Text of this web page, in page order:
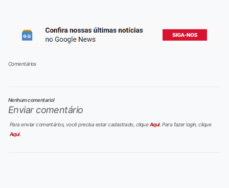
Comentários
Nenhum comentario!
Enviar comentário
Para enviar comentários, você precisa estar cadastrado, cliqueAqui. Para fazer login, clique
Aqui.